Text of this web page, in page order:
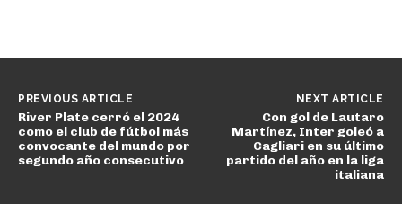
PREVIOUS ARTICLE
River Plate cerró el 2024
como el club de fútbol más
convocante del mundo por
segundo año consecutivo
NEXT ARTICLE
Con gol de Lautaro
Martínez, Inter goleó a
Cagliari en su último
partido del año en la liga
italiana